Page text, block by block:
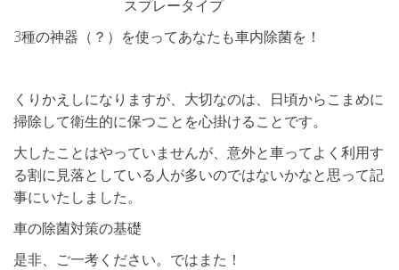
スプレータイプ
3種の神器（？）を使ってあなたも車内除菌を！
くりかえしになりますが、大切なのは、日頃からこまめに
掃除して衛生的に保つことを心掛けることです。
大したことはやっていませんが、意外と車ってよく利用す
る割に見落としている人が多いのではないかなと思って記
事にいたしました。
車の除菌対策の基礎
是非、ご一考ください。ではまた！